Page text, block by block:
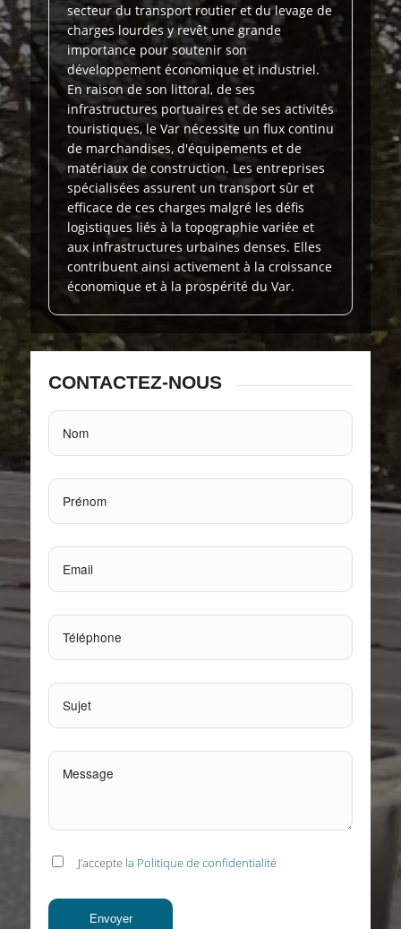
secteur du transport routier et du levage de
charges lourdes y revêt une grande
importance pour soutenir son
développement économique et industriel.
En raison de son littoral, de ses
infrastructures portuaires et de ses activités
touristiques, le Var nécessite un flux continu
de marchandises, d'équipements et de
matériaux de construction. Les entreprises
spécialisées assurent un transport sûr et
efficace de ces charges malgré les défis
logistiques liés à la topographie variée et
aux infrastructures urbaines denses. Elles
contribuent ainsi activement à la croissance
économique et à la prospérité du Var.
CONTACTEZ-NOUS
J’accepte la Politique de confidentialité